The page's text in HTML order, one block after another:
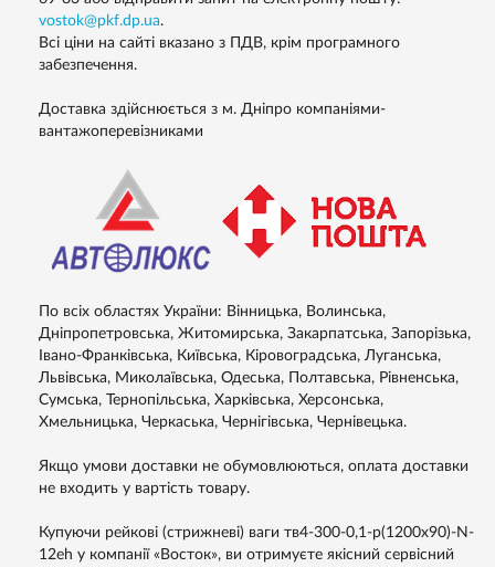
vostok@pkf.dp.ua.
Всі ціни на сайті вказано з ПДВ, крім програмного
забезпечення.
Доставка здійснюється з м. Дніпро компаніями-
вантажоперевізниками
По всіх областях України: Вінницька, Волинська,
Дніпропетровська, Житомирська, Закарпатська, Запорізька,
Івано-Франківська, Київська, Кіровоградська, Луганська,
Львівська, Миколаївська, Одеська, Полтавська, Рівненська,
Сумська, Тернопільська, Харківська, Херсонська,
Хмельницька, Черкаська, Чернігівська, Чернівецька.
Якщо умови доставки не обумовлюються, оплата доставки
не входить у вартість товару.
Купуючи рейкові (стрижневі) ваги тв4-300-0,1-р(1200х90)-N-
12eh у компанії «Восток», ви отримуєте якісний сервісний